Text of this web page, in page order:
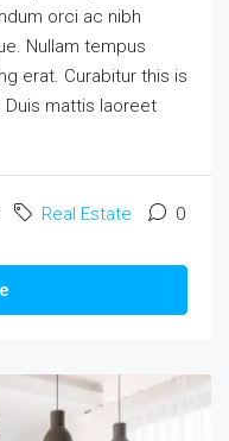
orci ac nibh
Nullam tempus
erat. Curabitur this is
mattis laoreet
Real Estate 0